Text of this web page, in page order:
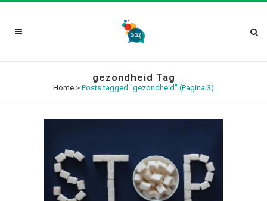
gezondheid Tag
Home > Posts tagged "gezondheid" (Pagina 3)